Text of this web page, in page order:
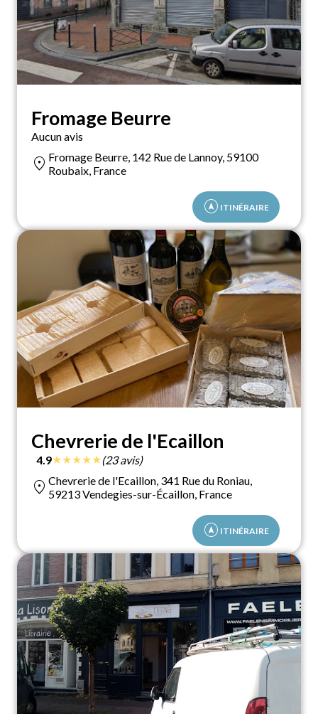
Fromage Beurre
Aucun avis
location_on Fromage Beurre, 142 Rue de Lannoy, 59100
Roubaix, France
assistant_navigation ITINÉRAIRE
Chevrerie de l'Ecaillon
4.9★★★★★(23 avis)
location_on Chevrerie de l'Ecaillon, 341 Rue du Roniau,
59213 Vendegies-sur-Écaillon, France
assistant_navigation ITINÉRAIRE